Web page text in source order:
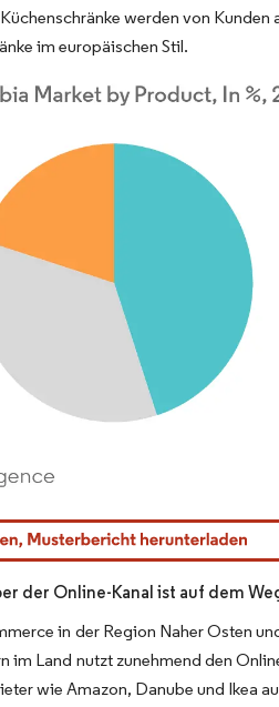
werden von
im europäischen Stil.
gemäß CC BY 4.0.
der Online-Kanal ist auf dem
in der Region Naher Osten
Land nutzt zunehmend den
wie Amazon, Danube und Ikea